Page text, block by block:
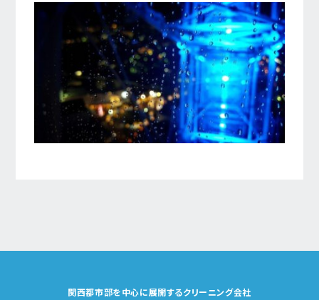
関西都市部を中心に展開するクリーニング会社